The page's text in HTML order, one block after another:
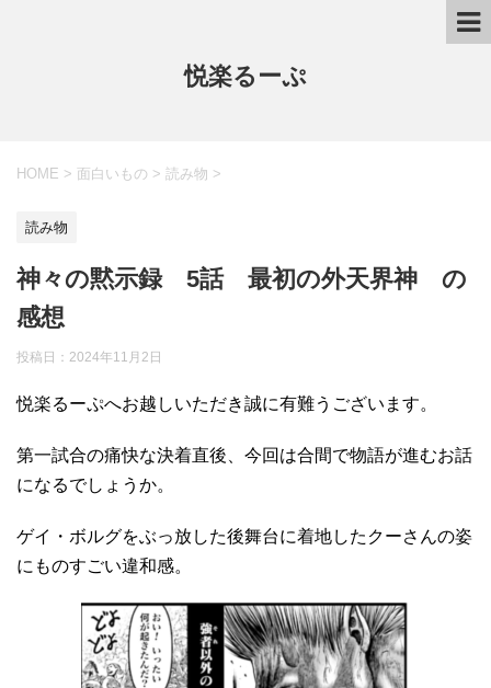
悦楽るーぷ
HOME > 面白いもの > 読み物 >
読み物
神々の黙示録 5話 最初の外天界神 の
感想
投稿日： 2024年11月2日
悦楽るーぷへお越しいただき誠に有難うございます。
第一試合の痛快な決着直後、今回は合間で物語が進むお話
になるでしょうか。
ゲイ・ボルグをぶっ放した後舞台に着地したクーさんの姿
にものすごい違和感。